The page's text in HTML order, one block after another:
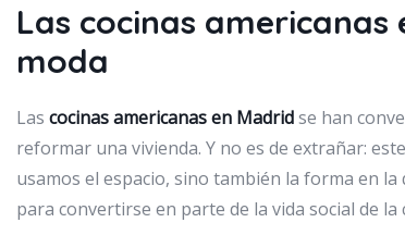
Las cocinas
moda
Las cocinas americanas en Madridse han
reformar una vivienda. Y no es de extrañar:
usamos el espacio, sino también la forma en
para convertirse en parte de la vida social de la